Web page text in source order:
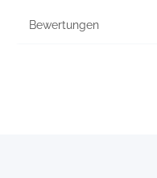
Bewertungen